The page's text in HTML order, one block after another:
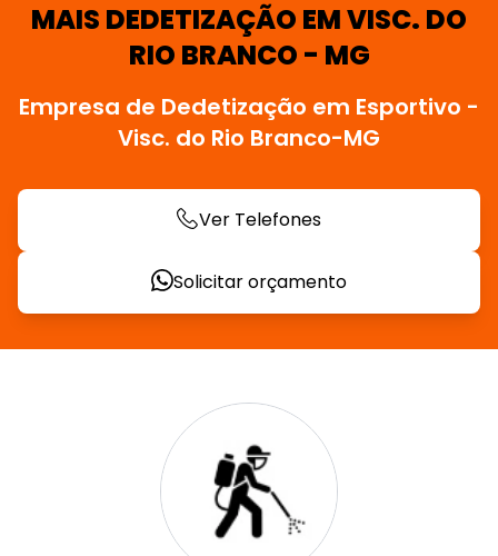
MAIS DEDETIZAÇÃO EM VISC. DO
RIO BRANCO - MG
Empresa de Dedetização em Esportivo -
Visc. do Rio Branco-MG
Ver Telefones
Solicitar orçamento